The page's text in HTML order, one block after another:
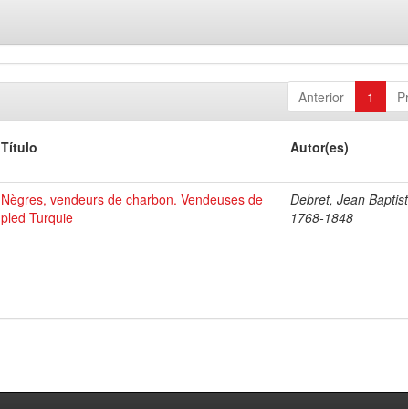
Anterior 1
Título Autor(es)
Nègres, vendeurs de charbon. Vendeuses de
pled Turquie
Debret, Jean
1768-1848